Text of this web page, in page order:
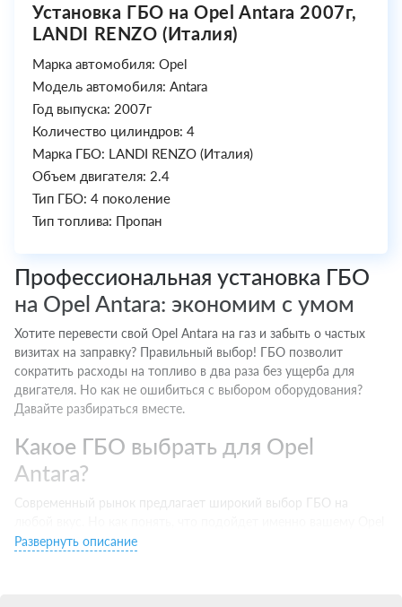
Установка ГБО на Opel Antara 2007г,
LANDI RENZO (Италия)
Марка автомобиля: Opel
Модель автомобиля: Antara
Год выпуска: 2007г
Количество цилиндров: 4
Марка ГБО: LANDI RENZO (Италия)
Объем двигателя: 2.4
Тип ГБО: 4 поколение
Тип топлива: Пропан
Профессиональная установка ГБО
на Opel Antara: экономим с умом
Хотите перевести свой Opel Antara на газ и забыть о частых
визитах на заправку? Правильный выбор! ГБО позволит
сократить расходы на топливо в два раза без ущерба для
двигателя. Но как не ошибиться с выбором оборудования?
Давайте разбираться вместе.
Какое ГБО выбрать для Opel
Antara?
Современный рынок предлагает широкий выбор ГБО на
Antara? Есть несколько важных моментов:
Развернуть описание